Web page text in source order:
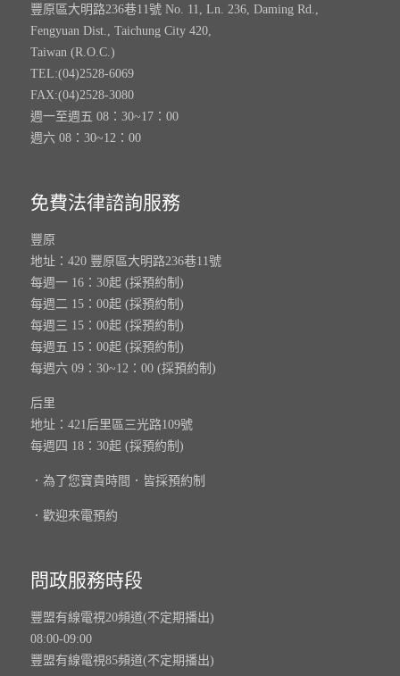
豐原區大明路236巷11號 No. 11, Ln. 236, Daming Rd.,
Fengyuan Dist., Taichung City 420,
Taiwan (R.O.C.)
TEL:(04)2528-6069
FAX:(04)2528-3080
週一至週五 08：30~17：00
週六 08：30~12：00
免費法律諮詢服務
豐原
地址：420 豐原區大明路236巷11號
每週一 16：30起 (採預約制)
每週二 15：00起 (採預約制)
每週三 15：00起 (採預約制)
每週五 15：00起 (採預約制)
每週六 09：30~12：00 (採預約制)
后里
地址：421后里區三光路109號
每週四 18：30起 (採預約制)
．為了您寶貴時間．皆採預約制
．歡迎來電預約
問政服務時段
豐盟有線電視20頻道(不定期播出)
08:00-09:00
豐盟有線電視85頻道(不定期播出)